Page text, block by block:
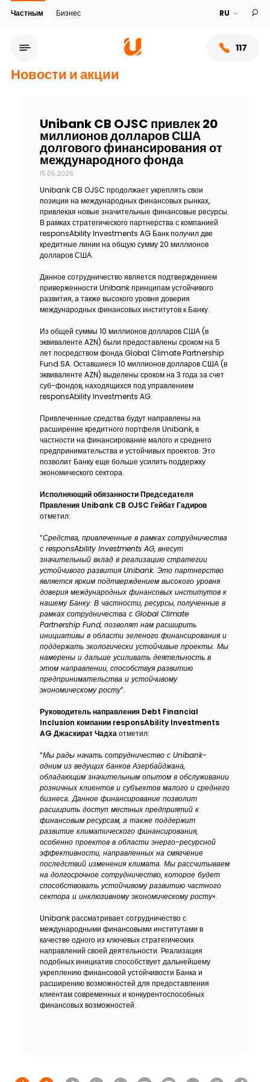
Частным Бизнес
117
Сеть обслуживания
О банке
Устойчивость
Кешбэк
Тарифы
Кадровые ресурсы
F.A.Q
Новости и акции
Unibank CB OJSC привлек 20
миллионов долларов США
долгового финансирования от
международного фонда
15.05.2026
Unibank CB OJSC продолжает укреплять свои
позиции на международных финансовых рынках,
привлекая новые значительные финансовые ресурсы.
В рамках стратегического партнерства с компанией
responsAbility Investments AG Банк получил две
кредитные линии на общую сумму 20 миллионов
долларов США.
Данное сотрудничество является подтверждением
приверженности Unibank принципам устойчивого
развития, а также высокого уровня доверия
международных финансовых институтов к Банку.
Из общей суммы 10 миллионов долларов США (в
эквиваленте AZN) были предоставлены сроком на 5
лет посредством фонда Global Climate Partnership
Fund SA. Оставшиеся 10 миллионов долларов США (в
эквиваленте AZN) выделены сроком на 3 года за счет
суб-фондов, находящихся под управлением
responsAbility Investments AG.
Привлеченные средства будут направлены на
расширение кредитного портфеля Unibank, в
частности на финансирование малого и среднего
предпринимательства и устойчивых проектов. Это
позволит Банку еще больше усилить поддержку
экономического сектора.
Исполняющий обязанности Председателя
Правления Unibank CB OJSC Гейбат Гадиров
отметил:
“Средства, привлеченные в рамках сотрудничества
с responsAbility Investments AG, внесут
значительный вклад в реализацию стратегии
устойчивого развития Unibank. Это партнерство
является ярким подтверждением высокого уровня
доверия международных финансовых институтов к
нашему Банку. В частности, ресурсы, полученные в
рамках сотрудничества с Global Climate
Partnership Fund, позволят нам расширить
инициативы в области зеленого финансирования и
поддержать экологически устойчивые проекты. Мы
намерены и дальше усиливать деятельность в
этом направлении, способствуя развитию
предпринимательства и устойчивому
экономическому росту”.
Руководитель направления Debt Financial
Inclusion компании responsAbility Investments
AG Джаскират Чадхаотметил:
“Мы рады начать сотрудничество с Unibank-
одним из ведущих банков Азербайджана,
обладающим значительным опытом в обслуживании
розничных клиентов и субъектов малого и среднего
бизнеса. Данное финансирование позволит
расширить доступ местных предприятий к
финансовым ресурсам, а также поддержит
развитие климатического финансирования,
особенно проектов в области энерго-ресурсной
эффективности, направленных на смягчение
последствий изменения климата. Мы рассчитываем
на долгосрочное сотрудничество, которое будет
способствовать устойчивому развитию частного
сектора и инклюзивному экономическому росту».
Unibank рассматривает сотрудничество с
международными финансовыми институтами в
качестве одного из ключевых стратегических
направлений своей деятельности. Реализация
подобных инициатив способствует дальнейшему
укреплению финансовой устойчивости Банка и
расширению возможностей для предоставления
клиентам современных и конкурентоспособных
финансовых возможностей.